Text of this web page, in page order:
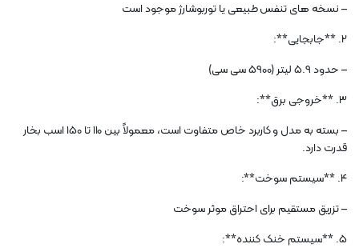
– نسخه های تنفس طبیعی یا توربوشارژ موجود است
2. **جابجایی**:
– حدود 5.9 لیتر (5900 سی سی)
3. **خروجی برق**:
– بسته به مدل و کاربرد خاص متفاوت است، معمولاً بین 110 تا 150 اسب بخار
قدرت دارد.
4. **سیستم سوخت**:
– تزریق مستقیم برای احتراق موثر سوخت
5. **سیستم خنک کننده**: